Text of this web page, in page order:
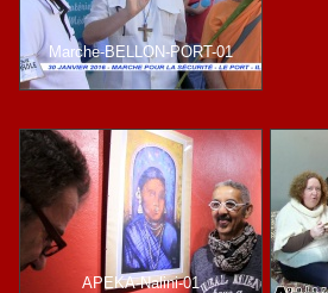
Marche-BELLON-PORT-01
APEKA-Nalini-01